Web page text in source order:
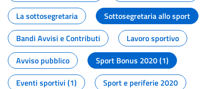
La sottosegretaria
Sottosegretaria allo sport
Bandi Avvisi e Contributi
Lavoro sportivo
Avviso pubblico
Sport Bonus 2020 (1)
Eventi sportivi (1)
Sport e periferie 2020